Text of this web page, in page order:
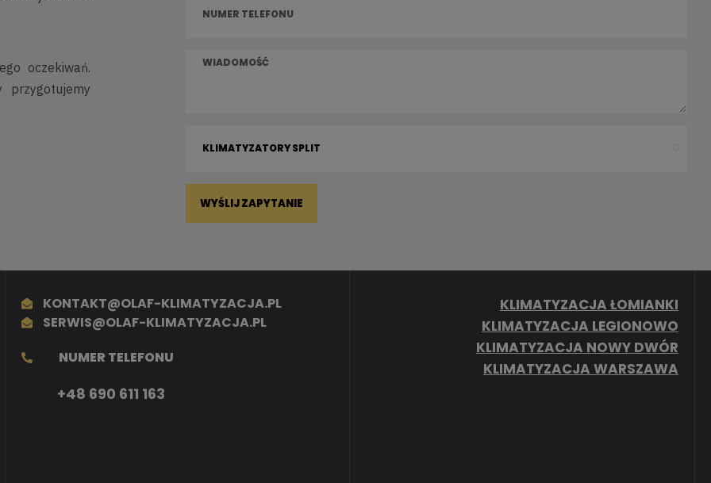
oczekiwań.
WYŚLIJ ZAPYTANIE
KONTAKT@OLAF-KLIMATYZACJA.PL
SERWIS@OLAF-KLIMATYZACJA.PL
NUMER TELEFONU
+48 690 611 163
KLIMATYZACJA ŁOMIANKI
KLIMATYZACJA LEGIONOWO
KLIMATYZACJA NOWY DWÓR
KLIMATYZACJA WARSZAWA